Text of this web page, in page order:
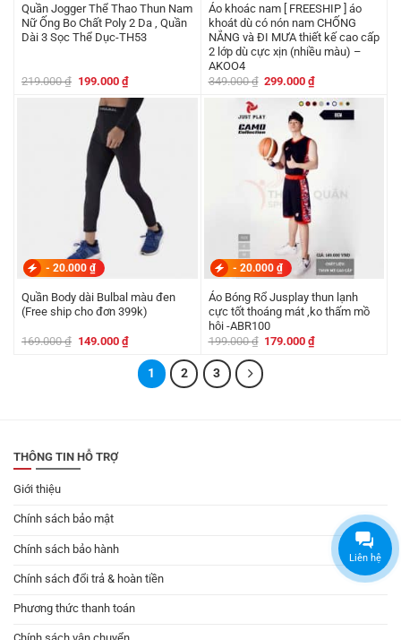
Quần Jogger Thể Thao Thun Nam
Nữ Ống Bo Chất Poly 2 Da , Quần
Dài 3 Sọc Thể Dục-TH53
219.000₫ Giá
219.000 ₫.
199.000 ₫Giá
hiện
tại
là:
199.000 ₫.
Áo khoác nam [ FREESHIP ] áo
khoát dù có nón nam CHỐNG
NẮNG và ĐI MƯA thiết kế cao cấp
2 lớp dù cực xịn (nhiều màu) –
AKOO4
349.000₫ Giá
349.000 ₫.
299.000₫Giá
tại
là:
299.000 ₫.
- 20.000 ₫
Quần Body dài Bulbal màu đen
(Free ship cho đơn 399k)
169.000₫ Giá
149.000 ₫Giá
hiện
tại
là:
149.000 ₫.
- 20.000 ₫
Áo Bóng Rổ Jusplay thun lạnh
cực tốt thoáng mát ,ko thấm mồ
hôi -ABR100
199.000₫ Giá
179.000₫Giá
1 2 3
THÔNG TIN HỖ TRỢ
Giới thiệu
Chính sách bảo mật
Chính sách bảo hành
Chính sách đổi trả & hoàn tiền
Phương thức thanh toán
Liên hệ